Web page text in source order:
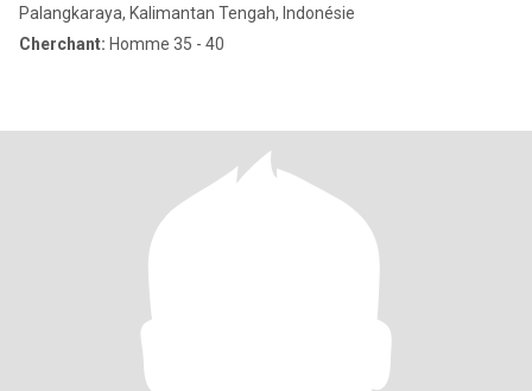
Palangkaraya, Kalimantan Tengah, Indonésie
Cherchant: Homme 35 - 40